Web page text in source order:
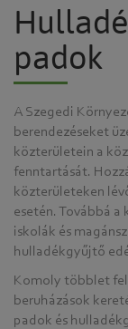
padok
A Szegedi
berendezéseket
közterületein a
fenntartását.
közterületeken
esetén. Továbbá
iskolák és
hulladékgyűjtő
Komoly többlet
beruházások
padok és